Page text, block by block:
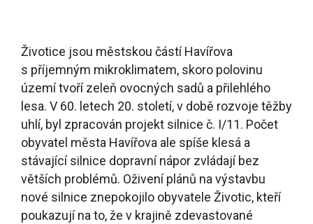
poukazují na to, že v krajině zdevastované
těžbou uhlí existuje více možností, kudy trasu
vést. Petici proti realizaci silnice podepsalo
skoro 4 500 občanů. Obyvatelé sdružení ve
spolku zadávají s pomocí rychlého grantu
odborný biologický průzkum pro posouzení vlivu
silnice na životní prostředí a chtějí seznámit
všechny obyvatele města s možnými dopady
silnice na ekologickou situaci.